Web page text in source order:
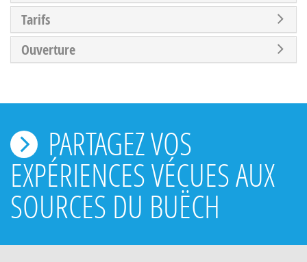
Tarifs
Ouverture
PARTAGEZ VOS
EXPÉRIENCES VÉCUES AUX
SOURCES DU BUËCH